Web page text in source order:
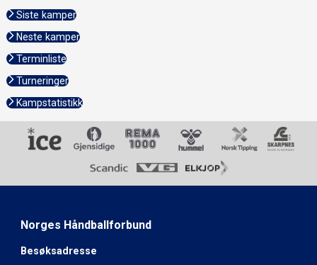
Siste kamper
Neste kamper
Terminliste
Turneringer
Kampstatistikk
Norges Håndballforbund
Besøksadresse